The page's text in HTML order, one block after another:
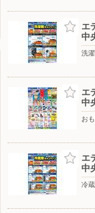
靴の下取りキャンペ
エ
中
洗
エ
中
お
エ
中
冷